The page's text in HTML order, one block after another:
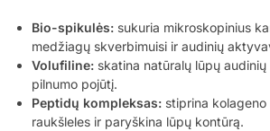
Bio-spikulės: sukuria mikroskopinius
medžiagų skverbimuisi ir audinių
Volufiline: skatina natūralų lūpų
pilnumo pojūtį.
Peptidų kompleksas: stiprina
raukšleles ir paryškina lūpų kontūrą.